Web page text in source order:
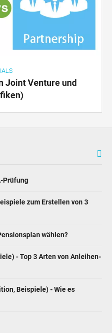
Joint Venture und
Prüfung
zum Erstellen von 3
wählen?
- Top 3 Arten von Anleihen-
Beispiele) - Wie es